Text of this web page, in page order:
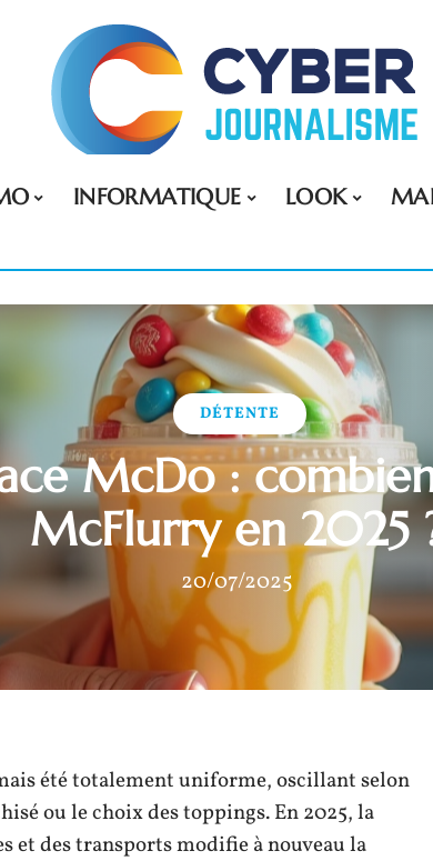
INFORMATIQUE LOOK
DÉTENTE
McDo :
McFlurry en 2025
20/07/2025
été totalement uniforme, oscillant selon
ou le choix des toppings. En 2025, la
et des transports modifie à nouveau la